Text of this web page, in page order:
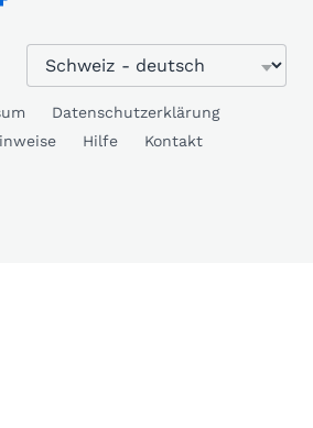
Datenschutzerklärung
Hilfe Kontakt